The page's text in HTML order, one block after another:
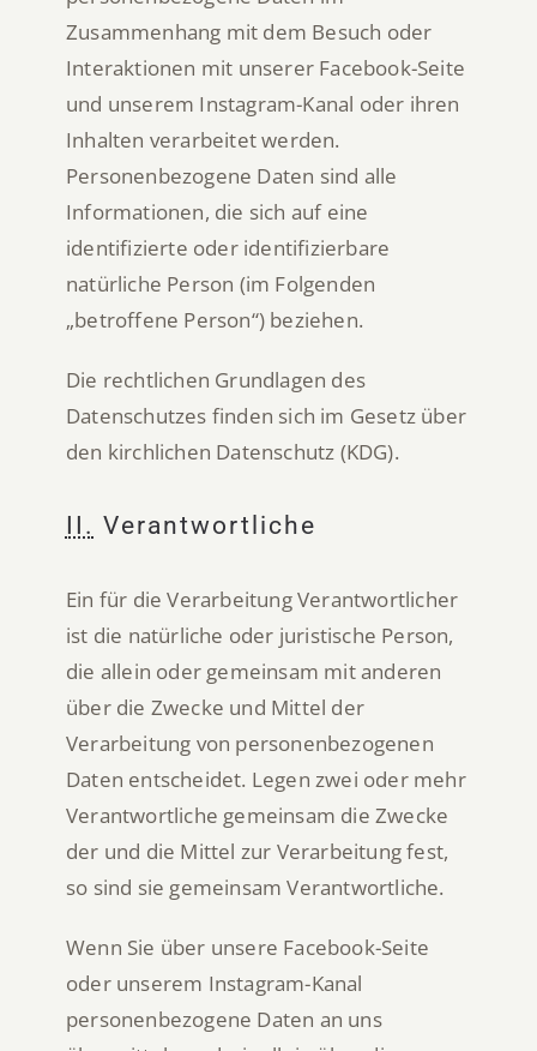
Zusammenhang mit dem Besuch oder
Interaktionen mit unserer Facebook-Seite
und unserem Instagram-Kanal oder ihren
Inhalten verarbeitet werden.
Personenbezogene Daten sind alle
Informationen, die sich auf eine
identifizierte oder identifizierbare
natürliche Person (im Folgenden
„betroffene Person“) beziehen.
Die rechtlichen Grundlagen des
Datenschutzes finden sich im Gesetz über
den kirchlichen Datenschutz (KDG).
II. Verantwortliche
Ein für die Verarbeitung Verantwortlicher
ist die natürliche oder juristische Person,
die allein oder gemeinsam mit anderen
über die Zwecke und Mittel der
Verarbeitung von personenbezogenen
Daten entscheidet. Legen zwei oder mehr
Verantwortliche gemeinsam die Zwecke
der und die Mittel zur Verarbeitung fest,
so sind sie gemeinsam Verantwortliche.
Wenn Sie über unsere Facebook-Seite
oder unserem Instagram-Kanal
personenbezogene Daten an uns